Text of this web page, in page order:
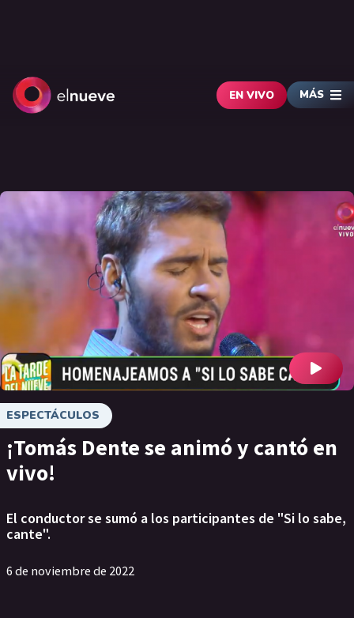
EN VIVO MÁS
ESPECTÁCULOS
¡Tomás Dente se animó y cantó en
vivo!
El conductor se sumó a los participantes de "Si lo sabe,
cante".
6 de noviembre de 2022